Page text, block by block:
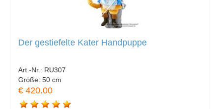
Der gestiefelte Kater Handpuppe
Art.-Nr.: RU307
Größe: 50 cm
€ 420.00